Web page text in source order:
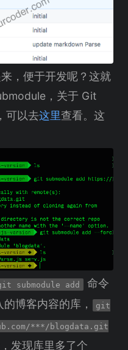
，便于开发呢？这就
，关于 Git
可以去这里查看。这
submodule add
命令
博客内容的库，
git
***/blogdata.git
发现库里多了个